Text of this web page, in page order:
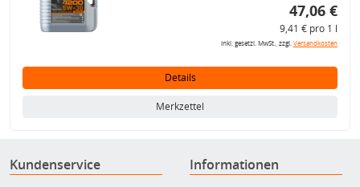
47,06 €
9,41 € pro 1 l
inkl. gesetzl. MwSt., zzgl.Versandkosten
Details
Merkzettel
Kundenservice Informationen